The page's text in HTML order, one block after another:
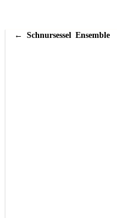
← Schnursessel Ensemble